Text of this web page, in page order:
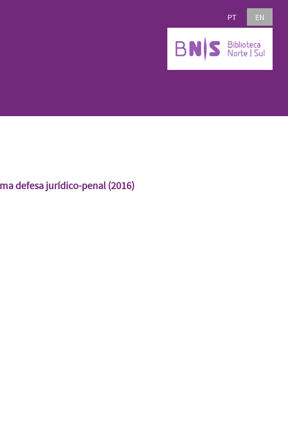
PT EN
defesa jurídico-penal (2016)